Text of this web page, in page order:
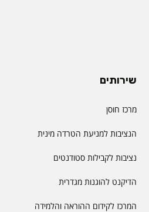
שירותים
מרכז חוסן
הנציבות למניעת הטרדה מינית
נציבות לקבילות סטודנטים
הדיקנט להוגנות מגדרית
המרכז לקידום ההוראה והלמידה